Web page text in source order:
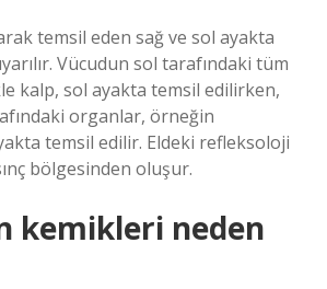
temsil eden sağ ve sol ayakta
Vücudun sol tarafındaki tüm
kalp, sol ayakta temsil edilirken,
organlar, örneğin
temsil edilir. Eldeki refleksoloji
bölgesinden oluşur.
kemikleri neden